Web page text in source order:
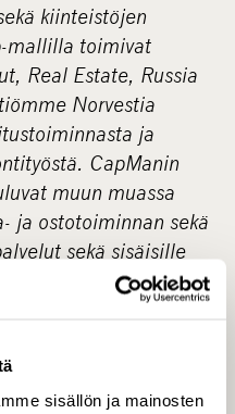
sisällön ja mainosten
kiinteistöjen
mallilla toimivat
Real Estate, Russia
Norvestia
ja
CapManin
muun muassa
ja ostotoiminnan sekä
sekä sisäisille
on
ammattilaista ja